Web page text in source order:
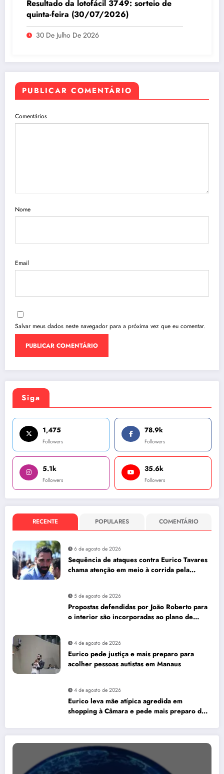
Resultado da lotofácil 3749: sorteio de
quinta-feira (30/07/2026)
30 De Julho De 2026
PUBLICAR COMENTÁRIO
Comentários
Nome
Email
Salvar meus dados neste navegador para a próxima vez que eu comentar.
Siga
1,475
Followers
78.9k
Followers
5.1k
Followers
35.6k
Followers
RECENTE POPULARES COMENTÁRIO
6 de agosto de 2026
Sequência de ataques contra Eurico Tavares
chama atenção em meio à corrida pela
5 de agosto de 2026
Propostas defendidas por João Roberto para
o interior são incorporadas ao plano de
4 de agosto de 2026
Eurico pede justiça e mais preparo para
acolher pessoas autistas em Manaus
4 de agosto de 2026
Eurico leva mãe atípica agredida em
shopping à Câmara e pede mais preparo dos